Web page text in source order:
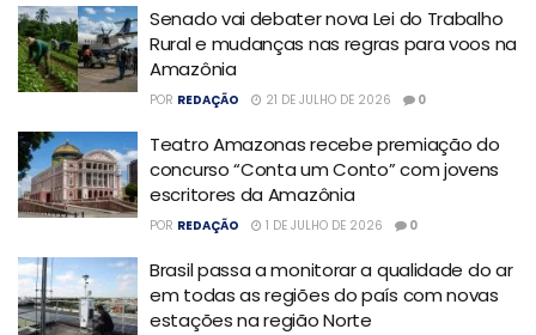
Senado vai debater nova Lei do Trabalho
Rural e mudanças nas regras para voos na
Amazônia
POR REDAÇÃO 21 DE JULHO DE 2026 0
Teatro Amazonas recebe premiação do
concurso “Conta um Conto” com jovens
escritores da Amazônia
POR REDAÇÃO 1 DE JULHO DE 2026 0
Brasil passa a monitorar a qualidade do ar
em todas as regiões do país com novas
estações na região Norte